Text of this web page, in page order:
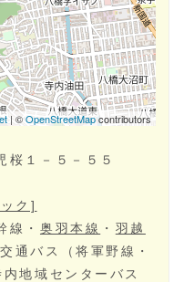
桜１－５－５５
ク]
線・ 奥羽本線 ・ 羽越
通バス（将軍野線・
地域センターバス